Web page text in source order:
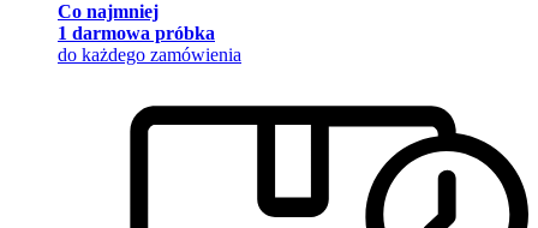
Co najmniej
1 darmowa próbka
do każdego zamówienia